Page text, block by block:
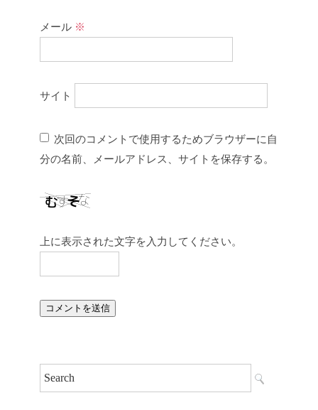
メール ※
サイト
次回のコメントで使用するためブラウザーに自
分の名前、メールアドレス、サイトを保存する。
上に表示された文字を入力してください。